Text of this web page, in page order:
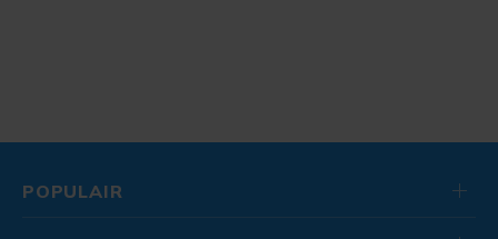
POPULAIR